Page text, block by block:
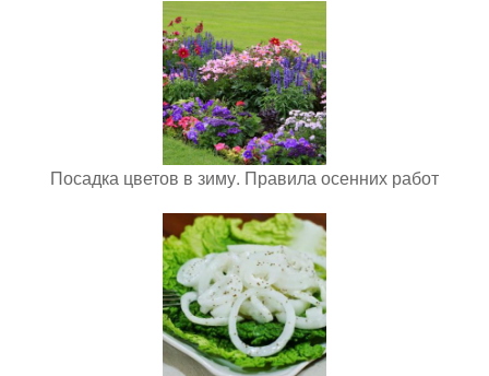
Посадка цветов в зиму. Правила осенних работ